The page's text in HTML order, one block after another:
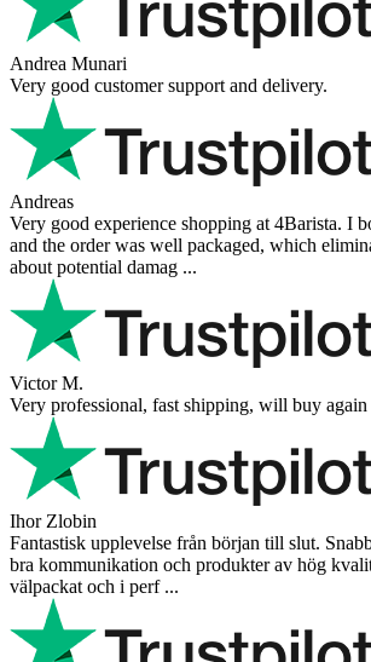
Andrea Munari
Very good customer support and delivery.
Andreas
Very good experience shopping at 4Barista. I
and the order was well packaged, which
about potential damag ...
Victor M.
Very professional, fast shipping, will buy again
Ihor Zlobin
Fantastisk upplevelse från början till slut.
bra kommunikation och produkter av hög
välpackat och i perf ...